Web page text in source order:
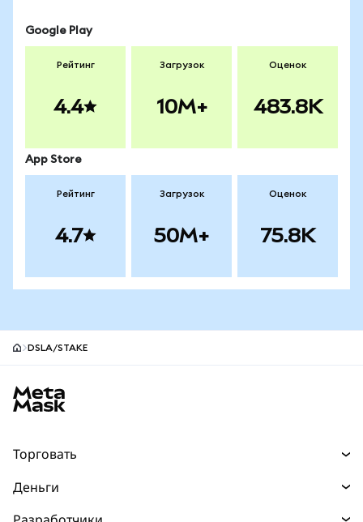
Google Play
Рейтинг
4.4
Загрузок
10M+
Оценок
483.8K
App Store
Рейтинг
4.7
Загрузок
50M+
Оценок
75.8K
DSLA/STAKE
Торговать
Деньги